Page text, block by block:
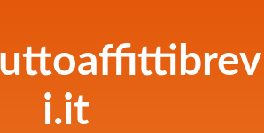
i.it